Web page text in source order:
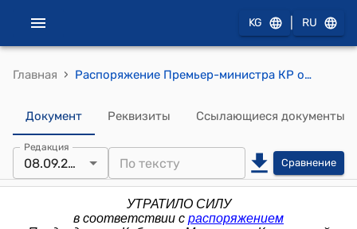
KG RU
Главная › Распоряжение Премьер-министра КР от 14 июля 2015 года № 313 (Об утверждении членами коллегии Государственного агентства по регулированию топливно-энергетического комплекса при Правительстве Кыргызской Республики).
Документ Реквизиты Ссылающиеся документы
Редакция
08.09.2023 Сравнение